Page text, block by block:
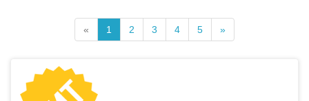
« 1 2 3 4 5 »